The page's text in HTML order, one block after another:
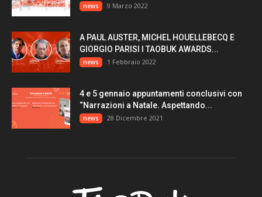
news 9 Marzo 2022
A PAUL AUSTER, MICHEL HOUELLEBECQ E
GIORGIO PARISI I TAOBUK AWARDS...
news 1 Febbraio 2022
4 e 5 gennaio appuntamenti conclusivi con
“Narrazioni a Natale. Aspettando...
news 28 Dicembre 2021